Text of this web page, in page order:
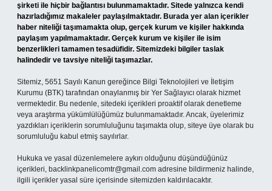
şirketi ile hiçbir bağlantısı bulunmamaktadır. Sitede yalnızca kendi
hazırladığımız makaleler paylaşılmaktadır. Burada yer alan içerikler
haber niteliği taşımamakta olup, gerçek kurum ve kişiler hakkında
paylaşım yapılmamaktadır. Gerçek kurum ve kişiler ile isim
benzerlikleri tamamen tesadüfidir. Sitemizdeki bilgiler taslak
halindedir ve tavsiye niteliği taşımazlar.
Sitemiz, 5651 Sayılı Kanun gereğince Bilgi Teknolojileri ve İletişim
Kurumu (BTK) tarafından onaylanmış bir Yer Sağlayıcı olarak hizmet
vermektedir. Bu nedenle, sitedeki içerikleri proaktif olarak denetleme
veya araştırma yükümlülüğümüz bulunmamaktadır. Ancak, üyelerimiz
yazdıkları içeriklerin sorumluluğunu taşımakta olup, siteye üye olarak bu
sorumluluğu kabul etmiş sayılırlar.
Hukuka ve yasal düzenlemelere aykırı olduğunu düşündüğünüz
içerikleri, backlinkpanelicomtr@gmail.com adresine bildirmeniz halinde,
ilgili içerikler yasal süre içerisinde sitemizden kaldırılacaktır.